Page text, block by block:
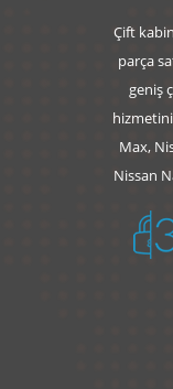
Çift
parça
geniş
Max,
Nissan